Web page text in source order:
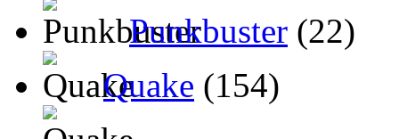
Punkbuster (22)
Quake (154)